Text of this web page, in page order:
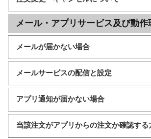
メール・アプリサービス及び動作
メールが届かない場合
メールサービスの配信と設定
アプリ通知が届かない場合
当該注文がアプリからの注文か確認する